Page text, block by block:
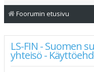
Foorumin etusivu
LS-FIN - Suomen
yhteisö -